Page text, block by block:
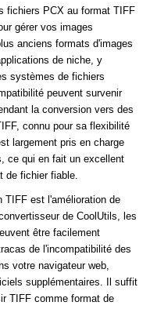
fichiers PCX au format TIFF
gérer vos images
anciens formats d'images
de niche, y
systèmes de fichiers
peuvent survenir
la conversion vers des
connu pour sa flexibilité
largement pris en charge
ce qui en fait un excellent
de fichier fiable.
TIFF est l'amélioration de
de CoolUtils, les
être facilement
de l'incompatibilité des
votre navigateur web,
supplémentaires. Il suffit
TIFF comme format de